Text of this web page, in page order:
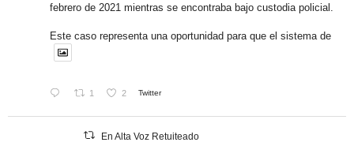
febrero de 2021 mientras se encontraba bajo custodia policial.
Este caso representa una oportunidad para que el sistema de
1 2 Twitter
En Alta Voz Retuiteado